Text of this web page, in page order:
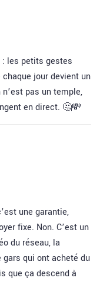
: les petits gestes
jour devient un
pas un temple,
en direct. 🤔💸
une garantie,
fixe. Non. C’est un
du réseau, la
qui ont acheté du
que ça descend à